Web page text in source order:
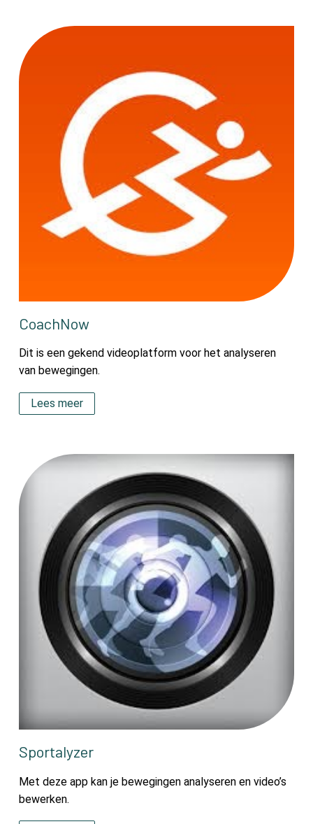
CoachNow
Dit is een gekend videoplatform voor het analyseren
van bewegingen.
Lees meer
Sportalyzer
Met deze app kan je bewegingen analyseren en video’s
bewerken.